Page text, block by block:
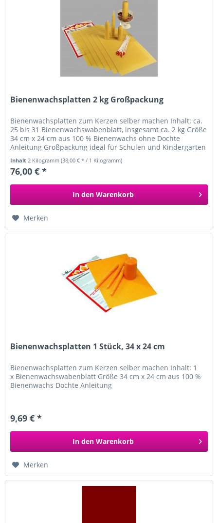
Bienenwachsplatten 2 kg Großpackung
Bienenwachsplatten zum Kerzen selber machen Inhalt: ca.
25 bis 31 Bienenwachswabenblatt, insgesamt ca. 2 kg Größe
34 cm x 24 cm aus 100 % Bienenwachs ohne Dochte
Anleitung Großpackung ideal für Schulen und Kindergarten
Inhalt2 Kilogramm(38,00 € * / 1 Kilogramm)
76,00 € *
In den Warenkorb
Merken
Bienenwachsplatten 1 Stück, 34 x 24 cm
Bienenwachsplatten zum Kerzen selber machen Inhalt: 1
x Bienenwachswabenblatt Größe 34 cm x 24 cm aus 100 %
Bienenwachs Dochte Anleitung
9,69 € *
In den Warenkorb
Merken